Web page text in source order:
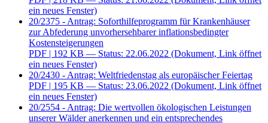
ein neues Fenster)
20/2375 - Antrag: Soforthilfeprogramm für Krankenhäuser
zur Abfederung unvorhersehbarer inflationsbedingter
Kostensteigerungen
PDF | 192 KB — Status: 22.06.2022 (Dokument, Link öffnet
ein neues Fenster)
20/2430 - Antrag: Weltfriedenstag als europäischer Feiertag
PDF | 195 KB — Status: 23.06.2022 (Dokument, Link öffnet
ein neues Fenster)
20/2554 - Antrag: Die wertvollen ökologischen Leistungen
unserer Wälder anerkennen und ein entsprechendes